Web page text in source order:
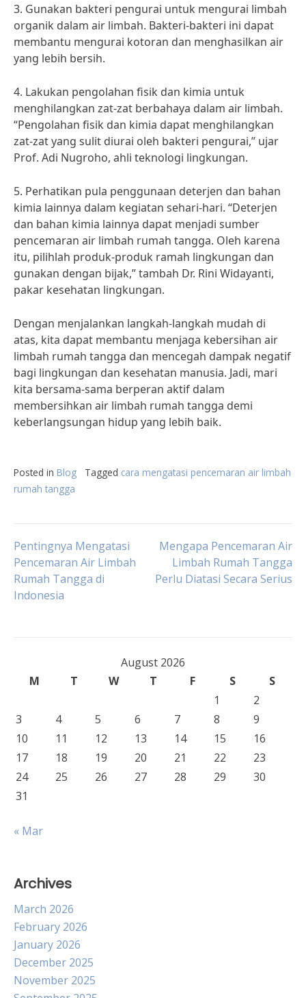
3. Gunakan bakteri pengurai untuk mengurai limbah
organik dalam air limbah. Bakteri-bakteri ini dapat
membantu mengurai kotoran dan menghasilkan air
yang lebih bersih.
4. Lakukan pengolahan fisik dan kimia untuk
menghilangkan zat-zat berbahaya dalam air limbah.
“Pengolahan fisik dan kimia dapat menghilangkan
zat-zat yang sulit diurai oleh bakteri pengurai,” ujar
Prof. Adi Nugroho, ahli teknologi lingkungan.
5. Perhatikan pula penggunaan deterjen dan bahan
kimia lainnya dalam kegiatan sehari-hari. “Deterjen
dan bahan kimia lainnya dapat menjadi sumber
pencemaran air limbah rumah tangga. Oleh karena
itu, pilihlah produk-produk ramah lingkungan dan
gunakan dengan bijak,” tambah Dr. Rini Widayanti,
pakar kesehatan lingkungan.
Dengan menjalankan langkah-langkah mudah di
atas, kita dapat membantu menjaga kebersihan air
limbah rumah tangga dan mencegah dampak negatif
bagi lingkungan dan kesehatan manusia. Jadi, mari
kita bersama-sama berperan aktif dalam
membersihkan air limbah rumah tangga demi
keberlangsungan hidup yang lebih baik.
Posted in Blog Tagged cara mengatasi pencemaran air limbah
rumah tangga
Post
navigation
Pentingnya Mengatasi
Pencemaran Air Limbah
Rumah Tangga di
Indonesia
Mengapa Pencemaran Air
Limbah Rumah Tangga
Perlu Diatasi Secara Serius
August 2026
M
T W T F S
S
1
2
3
4 5 6 7 8
9
10
11 12 13 14 15
16
17
18 19 20 21 22
23
24
25 26 27 28 29
30
31
« Mar
Archives
March 2026
February 2026
January 2026
December 2025
November 2025